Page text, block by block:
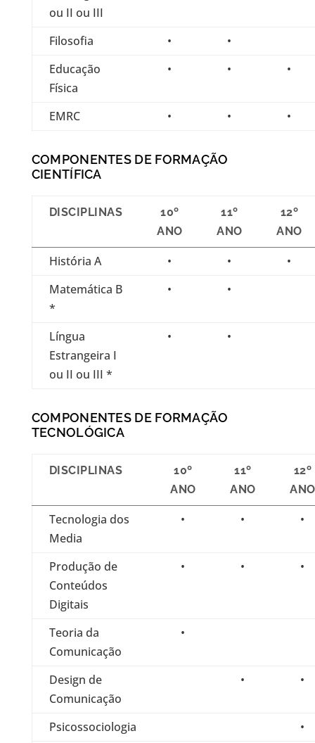
ou II ou III
Filosofia
•
•
Educação
Física
• • •
EMRC • • •
COMPONENTES DE FORMAÇÃO
CIENTÍFICA
DISCIPLINAS
10º
ANO
11º
ANO
12º
ANO
História A • •
•
Matemática B
*
• •
Língua
Estrangeira I
ou II ou III *
• •
COMPONENTES DE FORMAÇÃO
TECNOLÓGICA
DISCIPLINAS
10º
ANO
11º
ANO
12º
ANO
Tecnologia dos
Media
• • •
Produção de
Conteúdos
Digitais
• • •
Teoria da
Comunicação
•
Design de
Comunicação
• •
Psicossociologia
•